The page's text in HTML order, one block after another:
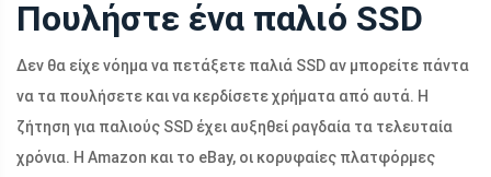
Πουλήστε ένα παλιό SSD
Δεν θα είχε νόημα να πετάξετε παλιά SSD αν μπορείτε πάντα
να τα πουλήσετε και να κερδίσετε χρήματα από αυτά. Η
ζήτηση για παλιούς SSD έχει αυξηθεί ραγδαία τα τελευταία
χρόνια. Η Amazon και το eBay, οι κορυφαίες πλατφόρμες